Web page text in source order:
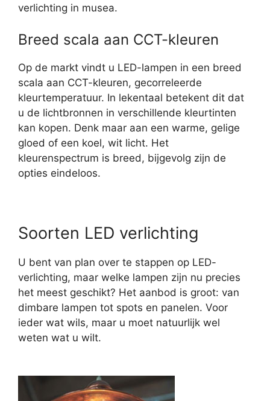
verlichting in musea.
Breed scala aan CCT-kleuren
Op de markt vindt u LED-lampen in een breed
scala aan CCT-kleuren, gecorreleerde
kleurtemperatuur. In lekentaal betekent dit dat
u de lichtbronnen in verschillende kleurtinten
kan kopen. Denk maar aan een warme, gelige
gloed of een koel, wit licht. Het
kleurenspectrum is breed, bijgevolg zijn de
opties eindeloos.
Soorten LED verlichting
U bent van plan over te stappen op LED-
verlichting, maar welke lampen zijn nu precies
het meest geschikt? Het aanbod is groot: van
dimbare lampen tot spots en panelen. Voor
ieder wat wils, maar u moet natuurlijk wel
weten wat u wilt.